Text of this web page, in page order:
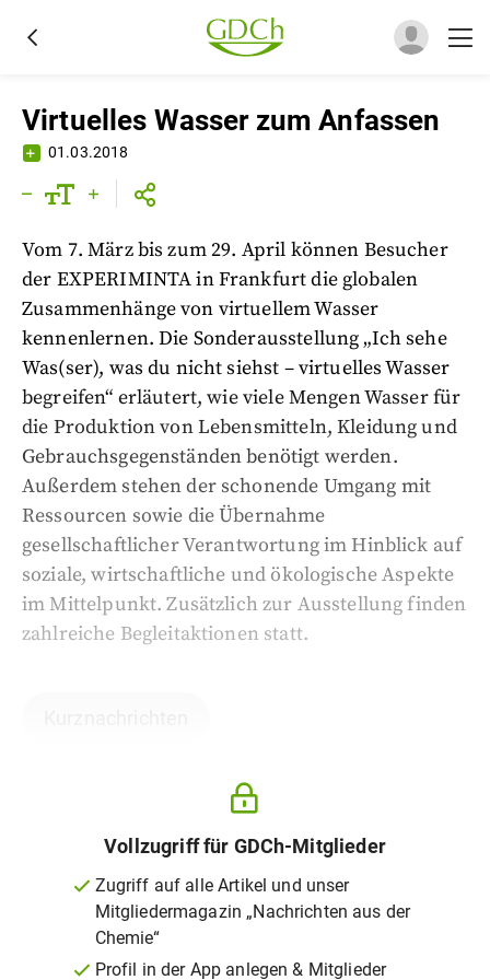
Virtuelles Wasser zum Anfassen
01.03.2018
Vom 7. März bis zum 29. April können Besucher
der EXPERIMINTA in Frankfurt die globalen
Zusammenhänge von virtuellem Wasser
kennenlernen. Die Sonderausstellung „Ich sehe
Was(ser), was du nicht siehst – virtuelles Wasser
begreifen“ erläutert, wie viele Mengen Wasser für
die Produktion von Lebensmitteln, Kleidung und
Gebrauchsgegenständen benötigt werden.
Außerdem stehen der schonende Umgang mit
Ressourcen sowie die Übernahme
gesellschaftlicher Verantwortung im Hinblick auf
soziale, wirtschaftliche und ökologische Aspekte
im Mittelpunkt. Zusätzlich zur Ausstellung finden
zahlreiche Begleitaktionen statt.
Vollzugriff für GDCh-Mitglieder
Zugriff auf alle Artikel und unser
Mitgliedermagazin „Nachrichten aus der
Chemie“
Profil in der App anlegen & Mitglieder